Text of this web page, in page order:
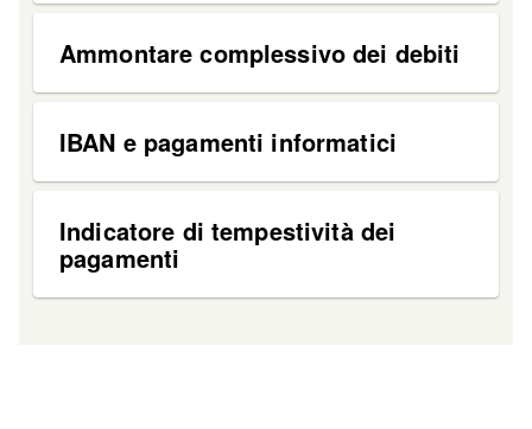
Ammontare complessivo dei debiti
IBAN e pagamenti informatici
Indicatore di tempestività dei
pagamenti